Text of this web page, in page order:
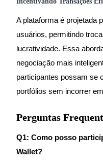
Investimento
Obtenha lucro a longo
A plataforma é projetada
usuários, permitindo
lucratividade. Essa
negociação mais
participantes possam se
portfólios sem incorrer
Perguntas
Q1: Como posso
Wallet?